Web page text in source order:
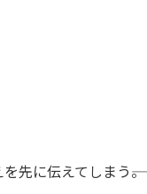
先に伝えてしまう――。